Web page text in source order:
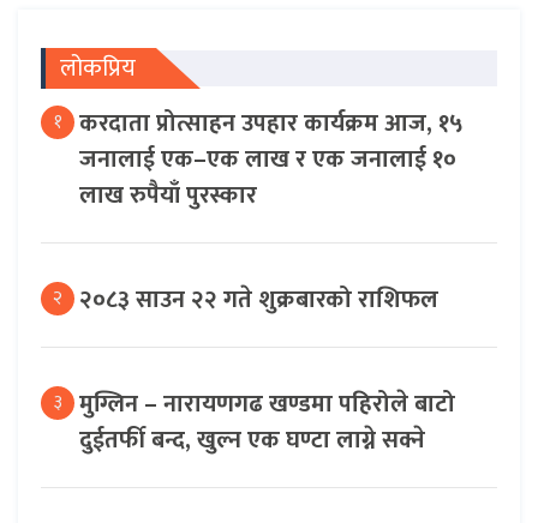
लोकप्रिय
१ करदाता प्रोत्साहन उपहार कार्यक्रम आज, १५
जनालाई एक–एक लाख र एक जनालाई १०
लाख रुपैयाँ पुरस्कार
२ २०८३ साउन २२ गते शुक्रबारको राशिफल
३ मुग्लिन – नारायणगढ खण्डमा पहिरोले बाटो
दुईतर्फी बन्द, खुल्न एक घण्टा लाग्ने सक्ने